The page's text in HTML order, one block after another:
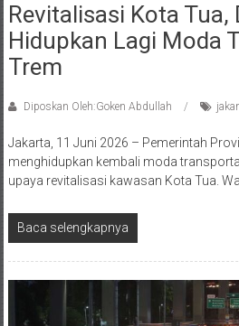
Revitalisasi Kota Tua,
Hidupkan Lagi Moda
Trem
Diposkan Oleh:Goken Abdullah
Jakarta, 11 Juni 2026 – Pemerintah
menghidupkan kembali moda
upaya revitalisasi kawasan Kota Tua.
Baca selengkapnya